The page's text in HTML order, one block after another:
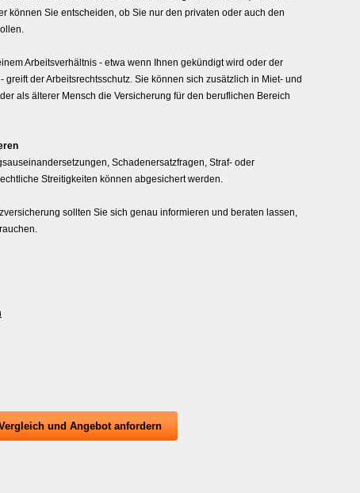
können Sie entscheiden, ob Sie nur den privaten oder auch den
Arbeitsverhältnis - etwa wenn Ihnen gekündigt wird oder der
greift der Arbeitsrechtsschutz. Sie können sich zusätzlich in Miet- und
als älterer Mensch die Versicherung für den beruflichen Bereich
Schadenersatzfragen, Straf- oder
Streitigkeiten können abgesichert werden.
sollten Sie sich genau informieren und beraten lassen,
und An­ge­bot an­for­dern